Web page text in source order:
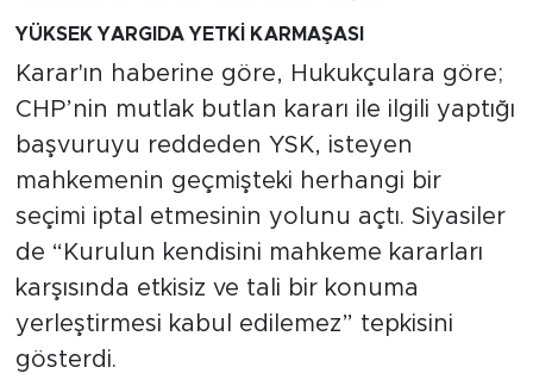
YÜKSEK YARGIDA YETKİ KARMAŞASI
Karar'ın haberine göre, Hukukçulara göre;
CHP’nin mutlak butlan kararı ile ilgili yaptığı
başvuruyu reddeden YSK, isteyen
mahkemenin geçmişteki herhangi bir
seçimi iptal etmesinin yolunu açtı. Siyasiler
de “Kurulun kendisini mahkeme kararları
karşısında etkisiz ve tali bir konuma
yerleştirmesi kabul edilemez” tepkisini
gösterdi.